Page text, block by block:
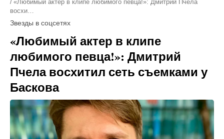
«Любимый актер в клипе любимого певца!»: Дмитрий Пчела
восхи…
Звезды в соцсетях
«Любимый актер в клипе
любимого певца!»: Дмитрий
Пчела восхитил сеть съемками у
Баскова